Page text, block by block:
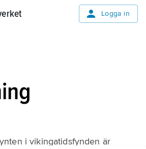
Logga in
i vikingatidsfynden är